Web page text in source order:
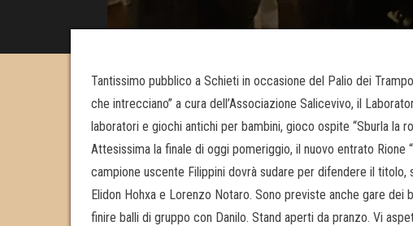
Tantissimo pubblico a Schieti in occasione del Palio dei
che intrecciano” a cura dell’Associazione Salicevivo, il
laboratori e giochi antichi per bambini, gioco ospite “Sburla la
Attesissima la finale di oggi pomeriggio, il nuovo entrato Rione
campione uscente Filippini dovrà sudare per difendere il
Elidon Hohxa e Lorenzo Notaro. Sono previste anche gare
finire balli di gruppo con Danilo. Stand aperti da pranzo. Vi